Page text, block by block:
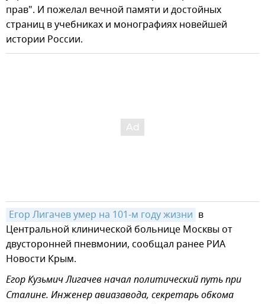
прав". И пожелал вечной памяти и достойных
страниц в учебниках и монографиях новейшей
истории России.
Егор Лигачев умер на 101-м году жизни в
Центральной клинической больнице Москвы от
двусторонней пневмонии, сообщал ранее РИА
Новости Крым.
Егор Кузьмич Лигачев начал политический путь при
Сталине. Инженер авиазавода, секретарь обкома